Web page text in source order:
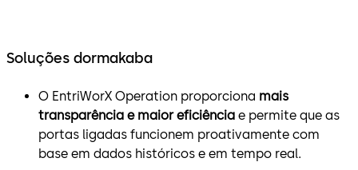
Soluções dormakaba
O EntriWorX Operation proporciona mais
transparência e maior eficiência e permite que as
portas ligadas funcionem proativamente com
base em dados históricos e em tempo real.